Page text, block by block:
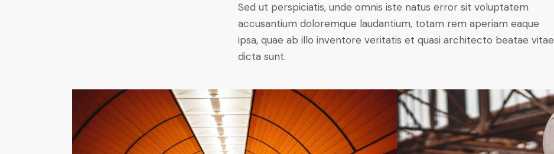
Sed ut perspiciatis, unde omnis iste natus error sit voluptatem
accusantium doloremque laudantium, totam rem aperiam eaque
ipsa, quae ab illo inventore veritatis et quasi architecto beatae vitae
dicta sunt.